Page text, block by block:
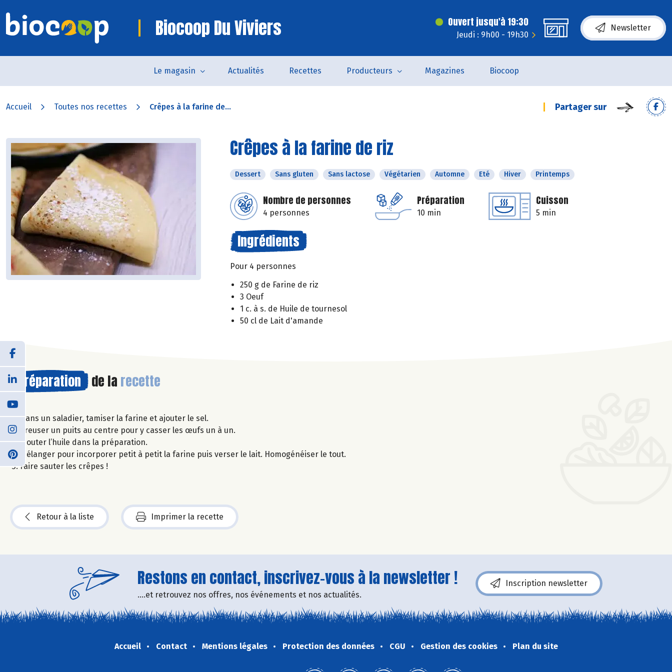
Biocoop Du Viviers Ouvert jusqu'à 19:30
Jeudi : 9h00 - 19h30
Newsletter
Le magasin Actualités Recettes Producteurs Magazines Biocoop
Accueil Toutes nos recettes Crêpes à la farine de... Partager sur
Crêpes à la farine de riz
Dessert Sans gluten Sans lactose Végétarien Automne Eté Hiver Printemps
Nombre de personnes
4 personnes
Préparation
10 min
Cuisson
5 min
Ingrédients
Pour 4 personnes
250 g de Farine de riz
3 Oeuf
1 c. à s. de Huile de tournesol
50 cl de Lait d'amande
Préparation de la recette
Dans un saladier, tamiser la farine et ajouter le sel.
Creuser un puits au centre pour y casser les œufs un à un.
Ajouter l’huile dans la préparation.
Mélanger pour incorporer petit à petit la farine puis verser le lait. Homogénéiser le tout.
Faire sauter les crêpes !
Retour à la liste Imprimer la recette
Restons en contact, inscrivez-vous à la newsletter !
....et retrouvez nos offres, nos événements et nos actualités.
Inscription newsletter
Accueil Contact Mentions légales Protection des données CGU Gestion des cookies Plan du site